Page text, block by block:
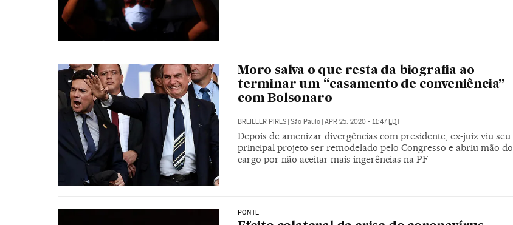
Moro salva o que resta da biografia ao
terminar um “casamento de conveniência”
com Bolsonaro
BREILLER PIRES São Paulo APR 25, 2020 - 11:47 EDT
Depois de amenizar divergências com presidente, ex-juiz viu seu
principal projeto ser remodelado pelo Congresso e abriu mão do
cargo por não aceitar mais ingerências na PF
PONTE